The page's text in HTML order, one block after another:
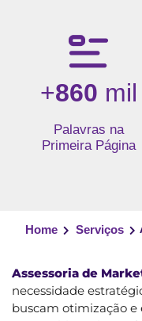
+860 mil
Palavras na
Primeira Página
Home Serviços
Assessoria de
necessidade
buscam otimização